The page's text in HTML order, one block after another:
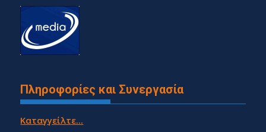
Πληροφορίες και Συνεργασία
Καταγγείλτε...